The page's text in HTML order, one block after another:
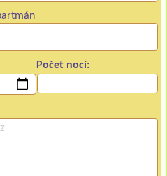
Počet nocí: